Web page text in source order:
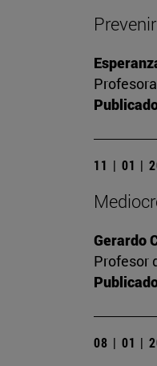
11 | 01 |
Gerardo
Profesor
08 | 01 |